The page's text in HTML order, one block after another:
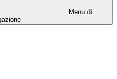
Menu di